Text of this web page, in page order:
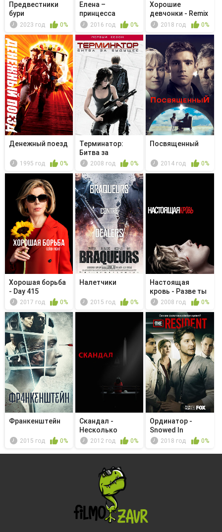
Предвестники
бури
2023 год 0%
Елена –
принцесса
Авалора - Кто
2016 год 0%
Хорошие
девчонки - Remix
2018 год 0%
Денежный поезд
1995 год 0%
Терминатор:
Битва за
будущее -
2008 год 0%
Посвященный
2014 год 0%
Хорошая борьба
- Day 415
2017 год 0%
Налетчики
2015 год 0%
Настоящая
кровь - Разве ты
не чувству...
2008 год 0%
Франкенштейн
2015 год 0%
Скандал -
Несколько
хороших женщин
2012 год 0%
Ординатор -
Snowed In
2018 год 0%